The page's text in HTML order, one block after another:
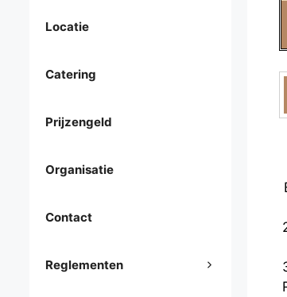
Locatie
Catering
Prijzengeld
Organisatie
Contact
Reglementen